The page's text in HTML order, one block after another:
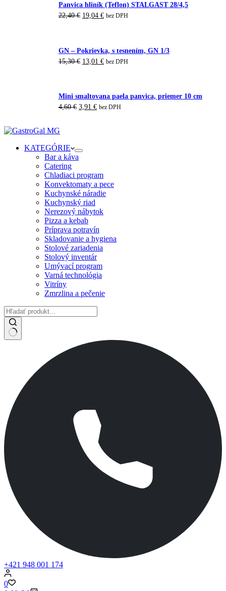
Panvica hliník (Teflon) STALGAST 28/4,5
22,40€ Pôvodná
19,04 €Aktuálna
bez DPH
GN – Pokrievka, s tesnením, GN 1/3
15,30€ Pôvodná
13,01 €Aktuálna
bez DPH
Mini smaltovana paela panvica, priemer 10 cm
4,60€ Pôvodná
3,91 €Aktuálna
bez DPH
KATEGÓRIE
Bar a káva
Catering
Chladiaci program
Konvektomaty a pece
Kuchynské náradie
Kuchynský riad
Nerezový nábytok
Pizza a kebab
Príprava potravín
Skladovanie a hygiena
Stolové zariadenia
Stolový inventár
Umývací program
Varná technológia
Vitríny
Zmrzlina a pečenie
+421 948 001 174
0